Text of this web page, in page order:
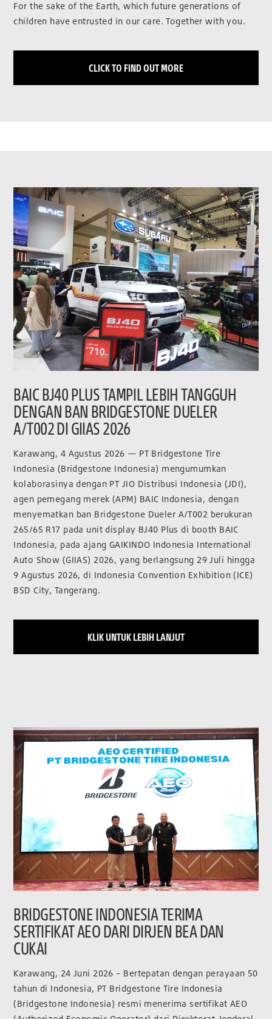
For the sake of the Earth, which future generations of
children have entrusted in our care. Together with you.
CLICK TO FIND OUT MORE
BAIC BJ40 PLUS TAMPIL LEBIH TANGGUH
DENGAN BAN BRIDGESTONE DUELER
A/T002 DI GIIAS 2026
Karawang, 4 Agustus 2026 — PT Bridgestone Tire
Indonesia (Bridgestone Indonesia) mengumumkan
kolaborasinya dengan PT JIO Distribusi Indonesia (JDI),
agen pemegang merek (APM) BAIC Indonesia, dengan
menyematkan ban Bridgestone Dueler A/T002 berukuran
265/65 R17 pada unit display BJ40 Plus di booth BAIC
Indonesia, pada ajang GAIKINDO Indonesia International
Auto Show (GIIAS) 2026, yang berlangsung 29 Juli hingga
9 Agustus 2026, di Indonesia Convention Exhibition (ICE)
BSD City, Tangerang.
KLIK UNTUK LEBIH LANJUT
BRIDGESTONE INDONESIA TERIMA
SERTIFIKAT AEO DARI DIRJEN BEA DAN
CUKAI
Karawang, 24 Juni 2026 – Bertepatan dengan perayaan 50
tahun di Indonesia, PT Bridgestone Tire Indonesia
(Bridgestone Indonesia) resmi menerima sertifikat AEO